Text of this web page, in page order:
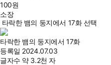
100원
소장
타락한 뱀의 둥지에서 17화 선택
타락한 뱀의 둥지에서 17화
등록일 2024.07.03
글자수 약 3.2천 자